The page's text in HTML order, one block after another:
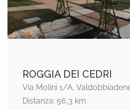
ROGGIA DEI CEDRI
Via Molini 1/A,
Distanza: 56,3 km